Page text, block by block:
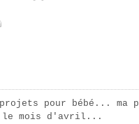
pour bébé... ma
le mois d'avril...